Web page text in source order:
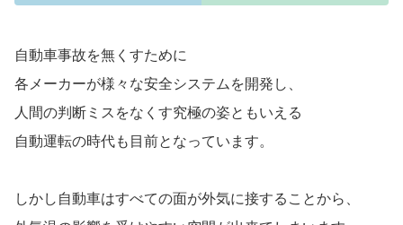
自動車事故を無くすために
各メーカーが様々な安全システムを開発し、
人間の判断ミスをなくす究極の姿ともいえる
自動運転の時代も目前となっています。
しかし自動車はすべての面が外気に接することから、